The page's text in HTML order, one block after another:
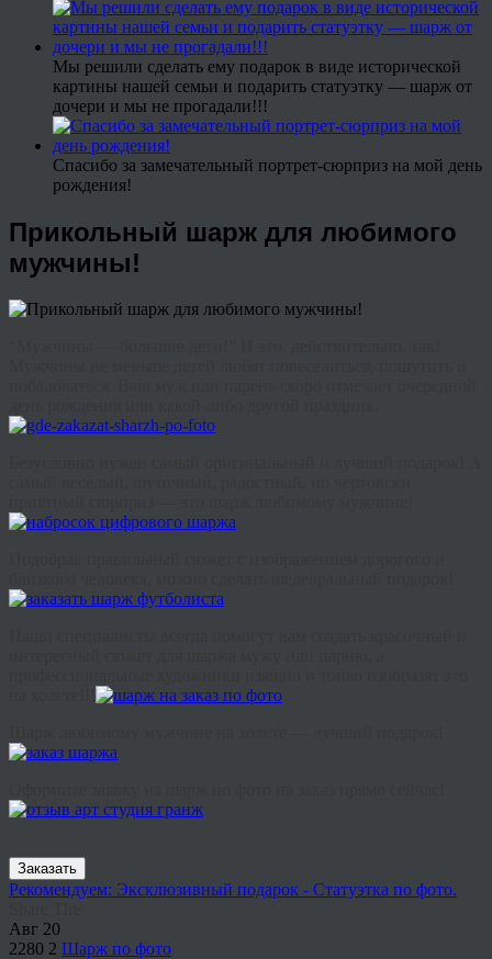
Мы решили сделать ему подарок в виде исторической
картины нашей семьи и подарить статуэтку — шарж от
дочери и мы не прогадали!!!
Спасибо за замечательный портрет-сюрприз на мой день
рождения!
Прикольный шарж для любимого
мужчины!
Заказать
Рекомендуем: Эксклюзивный подарок - Статуэтка по фото.
Авг 20
2280 2 Шарж по фото